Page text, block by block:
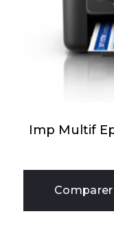
Imp Multif
Comparer